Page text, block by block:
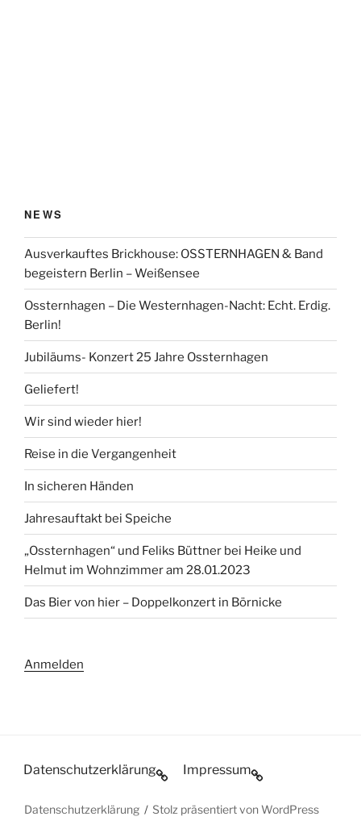
NEWS
Ausverkauftes Brickhouse: OSSTERNHAGEN & Band
begeistern Berlin – Weißensee
Ossternhagen – Die Westernhagen-Nacht: Echt. Erdig.
Berlin!
Jubiläums- Konzert 25 Jahre Ossternhagen
Geliefert!
Wir sind wieder hier!
Reise in die Vergangenheit
In sicheren Händen
Jahresauftakt bei Speiche
„Ossternhagen“ und Feliks Büttner bei Heike und
Helmut im Wohnzimmer am 28.01.2023
Das Bier von hier – Doppelkonzert in Börnicke
Anmelden
Datenschutzerklärung Impressum
Datenschutzerklärung Stolz präsentiert von WordPress